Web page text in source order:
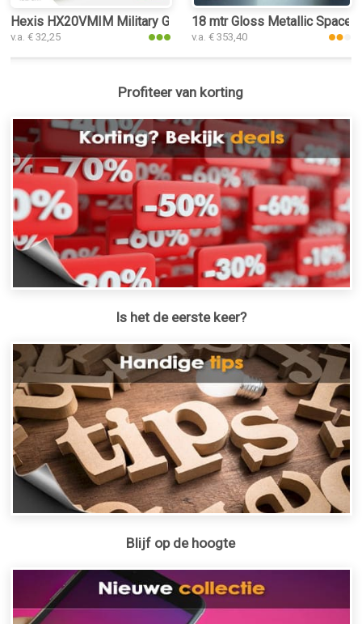
Hexis HX20VMIM Military Green Matt interieurfolie
v.a. € 32,25
18 mtr Gloss Metallic Space
v.a. € 353,40
Profiteer van korting
Is het de eerste keer?
Blijf op de hoogte